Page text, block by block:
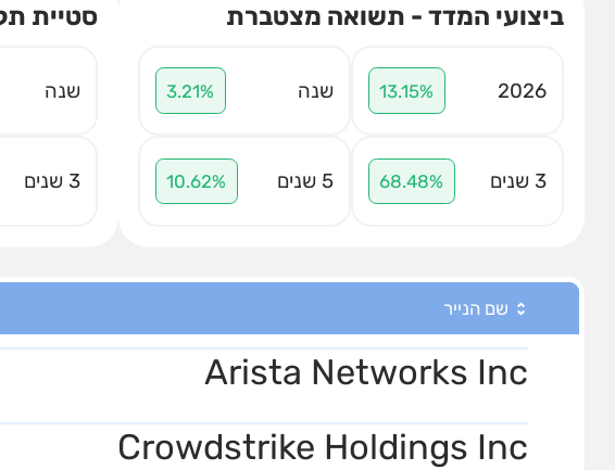
ביצועי המדד - תשואה מצטברת
2026
13.15% שנה 3.21%
3 שנים 68.48% 5 שנים 10.62%
סטיית
שנה
3 שנים
שם הנייר
Arista Networks Inc
Crowdstrike Holdings Inc